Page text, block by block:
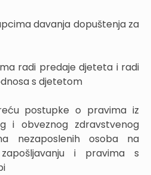
davanja dopuštenja za
radi predaje djeteta i radi
s djetetom
postupke o pravima iz
i obveznog zdravstvenog
nezaposlenih osoba na
i pravima s